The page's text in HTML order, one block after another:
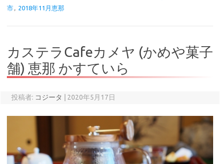
市
2018年11月恵那
カステラCafeカメヤ (かめや菓子
舗) 恵那 かすていら
投稿者: コジータ 2020年5月17日